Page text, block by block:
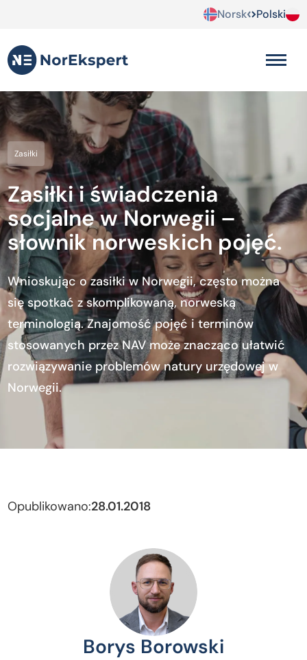
Norsk Polski
Zasiłki
Zasiłki i świadczenia
socjalne w Norwegii –
słownik norweskich pojęć.
Wnioskując o zasiłki w Norwegii, często można
się spotkać z skomplikowaną, norweską
terminologią. Znajomość pojęć i terminów
stosowanych przez NAV może znacząco ułatwić
rozwiązywanie problemów natury urzędowej w
Norwegii.
Opublikowano:28.01.2018
Borys Borowski